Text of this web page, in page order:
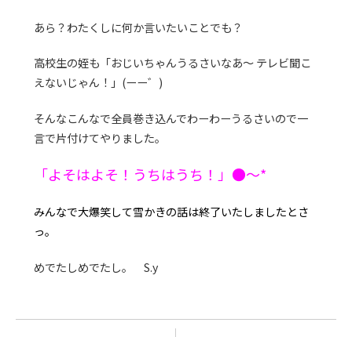
あら？わたくしに何か言いたいことでも？
高校生の姪も「おじいちゃんうるさいなあ～ テレビ聞こ
えないじゃん！」(ーー゛)
そんなこんなで全員巻き込んでわーわーうるさいので一
言で片付けてやりました。
「よそはよそ！うちはうち！」●～*
みんなで大爆笑して雪かきの話は終了いたしましたとさ
っ。
めでたしめでたし。 S.y